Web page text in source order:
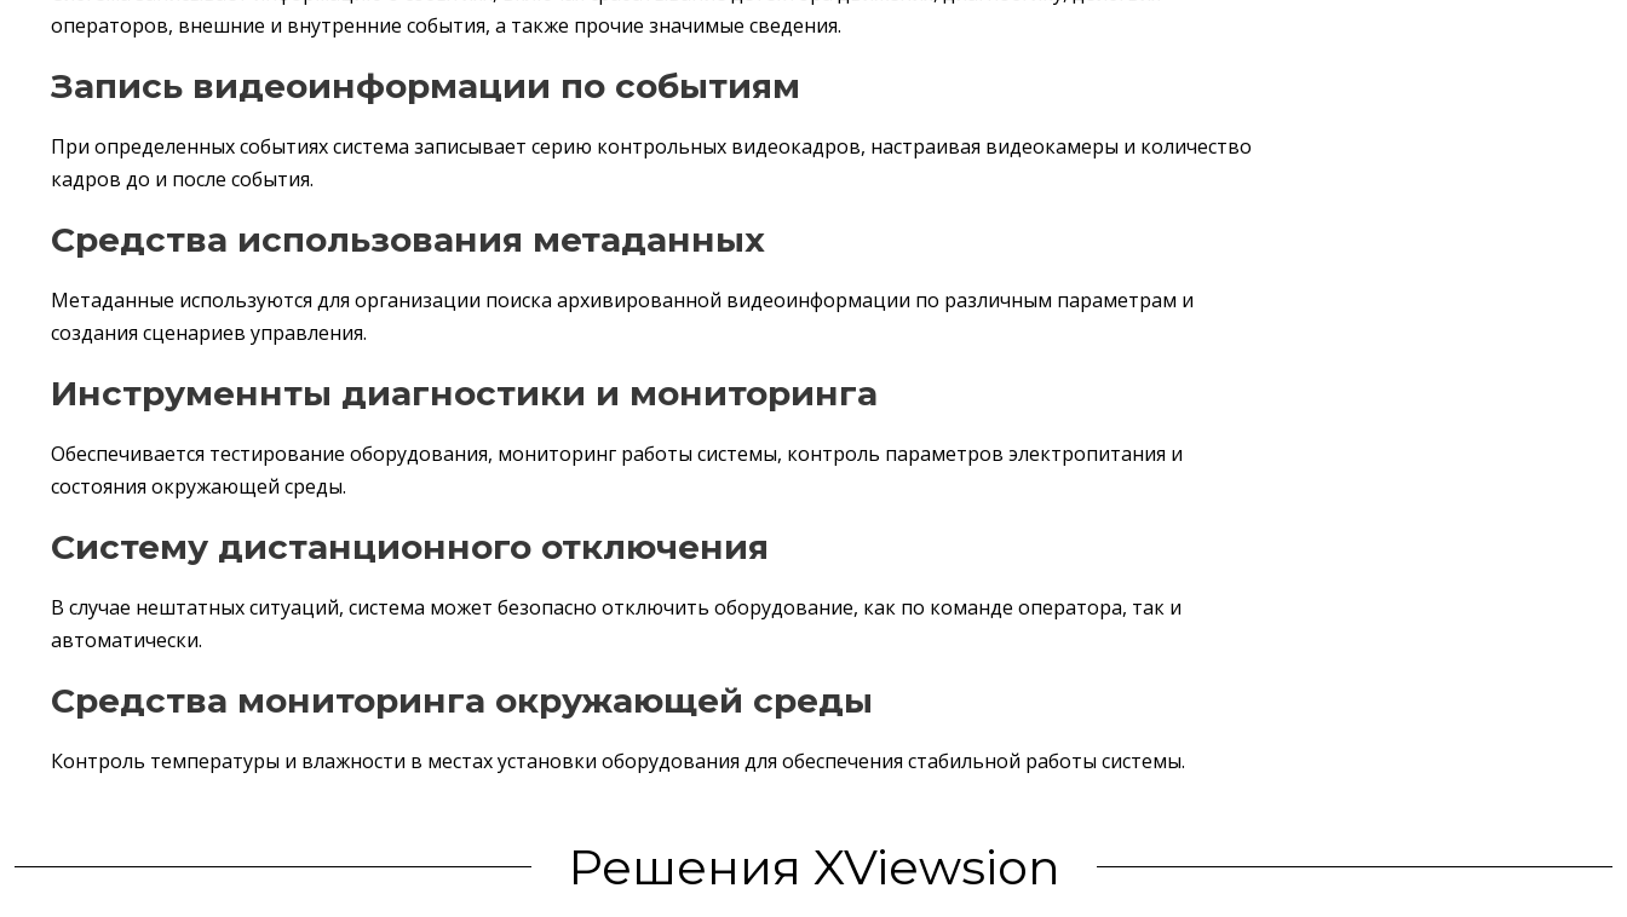
операторов, внешние и внутренние события, а также прочие значимые сведения.
Запись видеоинформации по событиям
При определенных событиях система записывает серию контрольных видеокадров, настраивая видеокамеры и количество
кадров до и после события.
Средства использования метаданных
Метаданные используются для организации поиска архивированной видеоинформации по различным параметрам и
создания сценариев управления.
Инструменнты диагностики и мониторинга
Обеспечивается тестирование оборудования, мониторинг работы системы, контроль параметров электропитания и
состояния окружающей среды.
Систему дистанционного отключения
В случае нештатных ситуаций, система может безопасно отключить оборудование, как по команде оператора, так и
автоматически.
Средства мониторинга окружающей среды
Контроль температуры и влажности в местах установки оборудования для обеспечения стабильной работы системы.
Решения XViewsion